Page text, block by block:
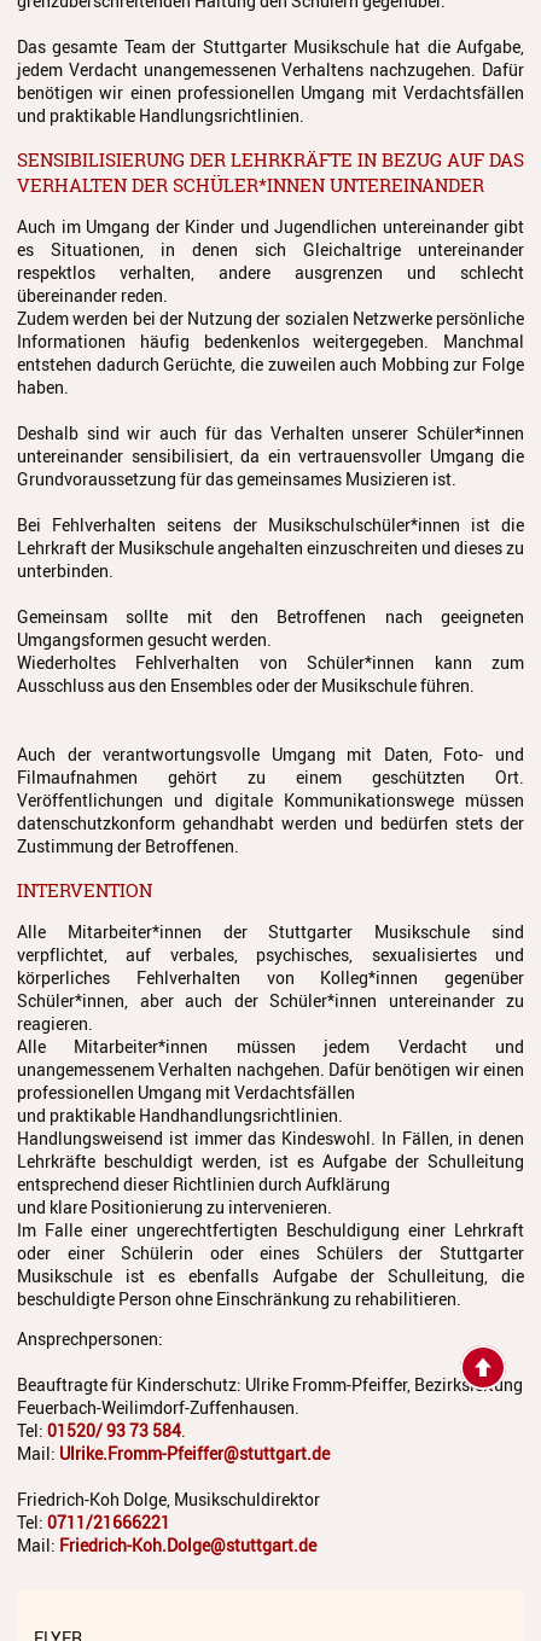
Juso in Dänemark 2025
JuSO in Tschechien 2023
Spanienreise 2019
Japanreise 2019
Kooperationen
Grundschulen
Musikgymnasium
Musikgrundschule
Über uns
Ein geschützter Ort für Kinder
Kontakt
Schulordnung
Elternbeirat
Stiftung
Geschichte
Stellenangebote
Das gesamte Team der Stuttgarter Musikschule hat die Aufgabe,
jedem Verdacht unangemessenen Verhaltens nachzugehen. Dafür
benötigen wir einen professionellen Umgang mit Verdachtsfällen
und praktikable Handlungsrichtlinien.
SENSIBILISIERUNG DER LEHRKRÄFTE IN BEZUG AUF DAS
VERHALTEN DER SCHÜLER*INNEN UNTEREINANDER
Auch im Umgang der Kinder und Jugendlichen untereinander gibt
es Situationen, in denen sich Gleichaltrige untereinander
respektlos verhalten, andere ausgrenzen und schlecht
übereinander reden.
Zudem werden bei der Nutzung der sozialen Netzwerke persönliche
Informationen häufig bedenkenlos weitergegeben. Manchmal
entstehen dadurch Gerüchte, die zuweilen auch Mobbing zur Folge
haben.
Deshalb sind wir auch für das Verhalten unserer Schüler*innen
untereinander sensibilisiert, da ein vertrauensvoller Umgang die
Grundvoraussetzung für das gemeinsames Musizieren ist.
Bei Fehlverhalten seitens der Musikschulschüler*innen ist die
Lehrkraft der Musikschule angehalten einzuschreiten und dieses zu
unterbinden.
Gemeinsam sollte mit den Betroffenen nach geeigneten
Umgangsformen gesucht werden.
Wiederholtes Fehlverhalten von Schüler*innen kann zum
Ausschluss aus den Ensembles oder der Musikschule führen.
Auch der verantwortungsvolle Umgang mit Daten, Foto- und
Filmaufnahmen gehört zu einem geschützten Ort.
Veröffentlichungen und digitale Kommunikationswege müssen
datenschutzkonform gehandhabt werden und bedürfen stets der
Zustimmung der Betroffenen.
INTERVENTION
Alle Mitarbeiter*innen der Stuttgarter Musikschule sind
verpflichtet, auf verbales, psychisches, sexualisiertes und
körperliches Fehlverhalten von Kolleg*innen gegenüber
Schüler*innen, aber auch der Schüler*innen untereinander zu
reagieren.
Alle Mitarbeiter*innen müssen jedem Verdacht und
unangemessenem Verhalten nachgehen. Dafür benötigen wir einen
professionellen Umgang mit Verdachtsfällen
und praktikable Handhandlungsrichtlinien.
Handlungsweisend ist immer das Kindeswohl. In Fällen, in denen
Lehrkräfte beschuldigt werden, ist es Aufgabe der Schulleitung
entsprechend dieser Richtlinien durch Aufklärung
und klare Positionierung zu intervenieren.
Im Falle einer ungerechtfertigten Beschuldigung einer Lehrkraft
oder einer Schülerin oder eines Schülers der Stuttgarter
Musikschule ist es ebenfalls Aufgabe der Schulleitung, die
beschuldigte Person ohne Einschränkung zu rehabilitieren.
Ansprechpersonen:
Beauftragte für Kinderschutz: Ulrike Fromm-Pfeiffer, Bezirksleitung
Feuerbach-Weilimdorf-Zuffenhausen.
Tel: 01520/ 93 73 584.
Mail: Ulrike.Fromm-Pfeiffer@stuttgart.de
Friedrich-Koh Dolge, Musikschuldirektor
Tel: 0711/21666221
Mail: Friedrich-Koh.Dolge@stuttgart.de